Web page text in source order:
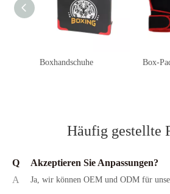
Boxhandschuhe Box-
Häufig gestellte
Q
Akzeptieren Sie Anpassungen?
A
Ja, wir können OEM und ODM für